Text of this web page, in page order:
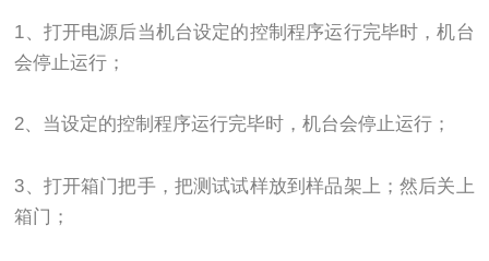
1、打开电源后当机台设定的控制程序运行完毕时，机台
会停止运行；
2、当设定的控制程序运行完毕时，机台会停止运行；
3、打开箱门把手，把测试试样放到样品架上；然后关上
箱门；